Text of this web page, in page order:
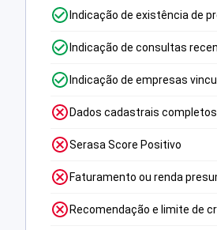
Indicação de existência de
Indicação de consultas
Indicação de empresas
Dados cadastrais completos
Serasa Score Positivo
Faturamento ou renda
Recomendação e limite de